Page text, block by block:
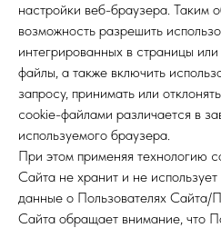
настройки веб-браузера. Таким
возможность разрешить
интегрированных в страницы
файлы, а также включить
запросу, принимать или
cookie-файлами различается в
используемого браузера.
При этом применяя технологию
Сайта не хранит и не
данные о Пользователях Сайта/
Сайта обращает внимание, что